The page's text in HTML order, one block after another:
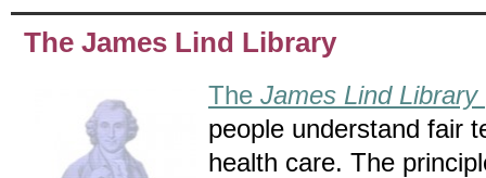
The James Lind Library
The James Lind Library
people understand fair
health care. The